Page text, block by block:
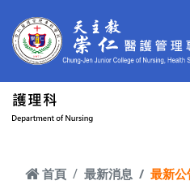
首頁 最新消息 最新公